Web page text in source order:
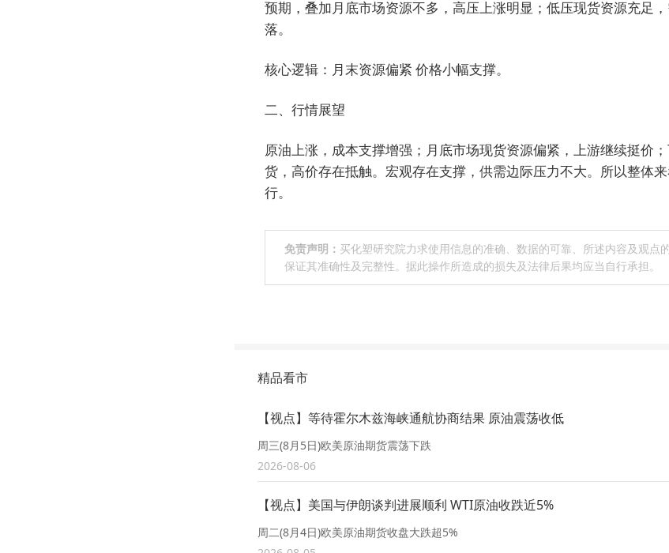
预期，叠加月底市场资源不多，高压上涨明显；低压现货资源充足
落。
核心逻辑：月末资源偏紧 价格小幅支撑。
二、行情展望
原油上涨，成本支撑增强；月底市场现货资源偏紧，上游继续挺价
货，高价存在抵触。宏观存在支撑，供需边际压力不大。所以整体
行。
免责声明： 买化塑研究院力求使用信息的准确、数据的可靠、所述内容及观点
保证其准确性及完整性。据此操作所造成的损失及法律后果均应当自行承担。
精品看市
【视点】等待霍尔木兹海峡通航协商结果 原油震荡收低
周三(8月5日)欧美原油期货震荡下跌
2026-08-06
【视点】美国与伊朗谈判进展顺利 WTI原油收跌近5%
周二(8月4日)欧美原油期货收盘大跌超5%